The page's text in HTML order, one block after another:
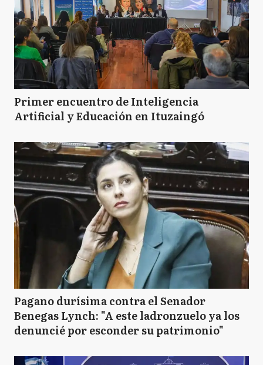
Primer encuentro de Inteligencia
Artificial y Educación en Ituzaingó
Pagano durísima contra el Senador
Benegas Lynch: "A este ladronzuelo ya los
denuncié por esconder su patrimonio"